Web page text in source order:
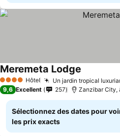
4 Étoiles Hôtel Un jardin tropical
Meremeta Lodge
9,6 Excellent 257 Zanzibar City,
Sélectionnez des dates pour
les prix exacts